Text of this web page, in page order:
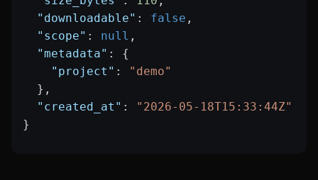
  "downloadable"
: false ,
  "scope"
: null ,
  "metadata"
: {
    "project"
:
"demo"
  },
  "created_at"
:
"2026-05-18T15:33:44Z"
}